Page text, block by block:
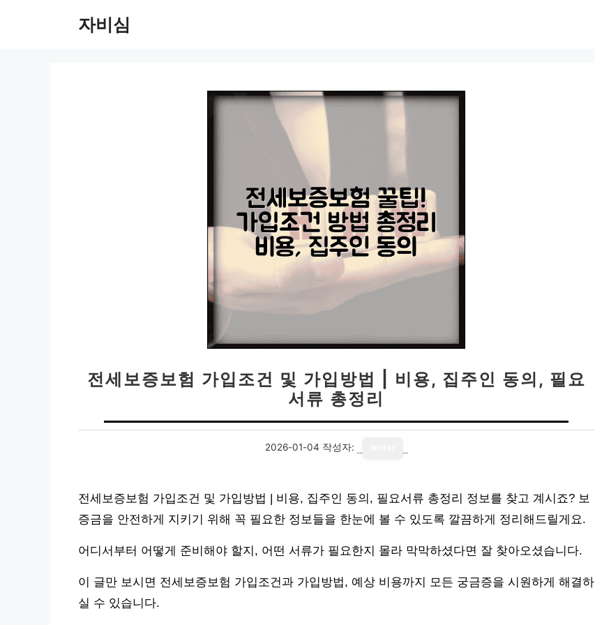
자비심
전세보증보험 가입조건 및 가입방법 | 비용, 집주인 동의, 필요
서류 총정리
2026-01-04 작성자:
전세보증보험 가입조건 및 가입방법 | 비용, 집주인 동의, 필요서류 총정리 정보를 찾고 계시죠? 보
증금을 안전하게 지키기 위해 꼭 필요한 정보들을 한눈에 볼 수 있도록 깔끔하게 정리해드릴게요.
어디서부터 어떻게 준비해야 할지, 어떤 서류가 필요한지 몰라 막막하셨다면 잘 찾아오셨습니다.
이 글만 보시면 전세보증보험 가입조건과 가입방법, 예상 비용까지 모든 궁금증을 시원하게 해결하
실 수 있습니다.